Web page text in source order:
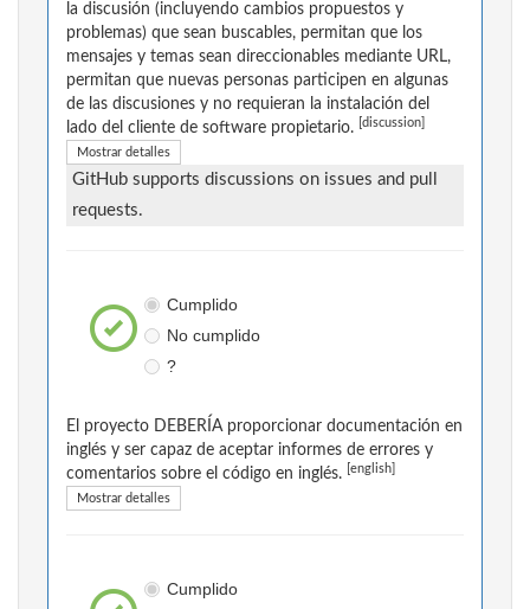
la discusión (incluyendo cambios propuestos y
problemas) que sean buscables, permitan que los
mensajes y temas sean direccionables mediante URL,
permitan que nuevas personas participen en algunas
de las discusiones y no requieran la instalación del
lado del cliente de software propietario.
[discussion]
Mostrar detalles
GitHub supports discussions on issues and pull
requests.
Cumplido
No cumplido
?
El proyecto DEBERÍA proporcionar documentación en
inglés y ser capaz de aceptar informes de errores y
comentarios sobre el código en inglés.
[english]
Mostrar detalles
Cumplido